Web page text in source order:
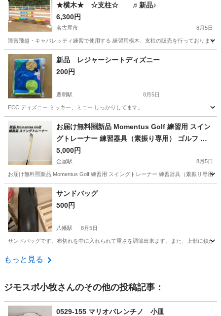
★横木★ ☆支柱☆ ♬新品♪
6,300円
名古屋市 8月5日
障害飛越・キャバレッティ練習で使用する 練習用横木、支柱の販売を行っておりま
愛知 名古屋市 その他
新品 レジャーシートディズニー
200円
豊明駅 8月5日
ECC ディズニー ミッキー、ミニー しっかりしてます。
豊明駅 スポーツ
お届け無料🆓新品 Momentus Golf 練習用 スイン
グトレーナー 練習器具（素振り専用） ゴルフ ス
イング練習器 スイングトレーナーPRO・スイング
5,000円
金屋駅 8月5日
お届け無料🆓新品 Momentus Golf 練習用 スイングトレーナー 練習器具（素振り専用
愛知 名古屋市 金屋駅 フィットネス、トレーニング
サンドバッグ
500円
八幡駅 8月5日
サンドバッグです。布切れを中に入れられて重さを調節出来ます。また、上部に鎖が
愛知 豊川市
もっと見る
ジモスポ小牧さんのその他の投稿記事：
0529-155 マリオバレンチノ 小皿